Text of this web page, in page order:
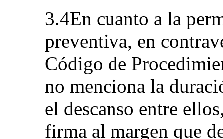
3.4En cuanto a la
preventiva, en
Código de
no menciona la
el descanso entre
firma al margen que